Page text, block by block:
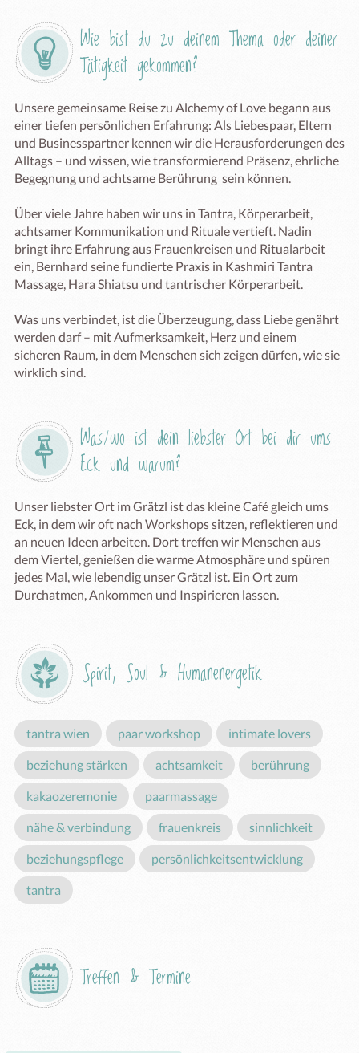
Wie bist du zu deinem Thema oder deiner
Tätigkeit gekommen?
Unsere gemeinsame Reise zu Alchemy of Love begann aus
einer tiefen persönlichen Erfahrung: Als Liebespaar, Eltern
und Businesspartner kennen wir die Herausforderungen des
Alltags – und wissen, wie transformierend Präsenz, ehrliche
Begegnung und achtsame Berührung  sein können.
Über viele Jahre haben wir uns in Tantra, Körperarbeit,
achtsamer Kommunikation und Rituale vertieft. Nadin
bringt ihre Erfahrung aus Frauenkreisen und Ritualarbeit
ein, Bernhard seine fundierte Praxis in Kashmiri Tantra
Massage, Hara Shiatsu und tantrischer Körperarbeit.
Was uns verbindet, ist die Überzeugung, dass Liebe genährt
werden darf – mit Aufmerksamkeit, Herz und einem
sicheren Raum, in dem Menschen sich zeigen dürfen, wie sie
wirklich sind.
Was/wo ist dein liebster Ort bei dir ums
Eck und warum?
Unser liebster Ort im Grätzl ist das kleine Café gleich ums
Eck, in dem wir oft nach Workshops sitzen, reflektieren und
an neuen Ideen arbeiten. Dort treffen wir Menschen aus
dem Viertel, genießen die warme Atmosphäre und spüren
jedes Mal, wie lebendig unser Grätzl ist. Ein Ort zum
Durchatmen, Ankommen und Inspirieren lassen.
Spirit, Soul & Humanenergetik
tantra wien paar workshop intimate lovers
beziehung stärken achtsamkeit berührung
kakaozeremonie paarmassage
nähe & verbindung frauenkreis sinnlichkeit
beziehungspflege persönlichkeitsentwicklung
tantra
Treffen & Termine